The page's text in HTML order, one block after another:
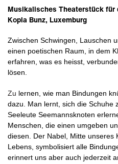
Musikalisches Theaterstück
Kopla Bunz, Luxemburg
Zwischen Schwingen, Lauschen
einen poetischen Raum, in dem
erfahren, was es heisst,
lösen.
Zu lernen, wie man Bindungen
dazu. Man lernt, sich die Schuhe
Seeleute Seemannsknoten
Menschen, die einen umgeben
diesen. Der Nabel, Mitte unseres
Lebens, symbolisiert alle
erinnert uns aber auch jederzeit